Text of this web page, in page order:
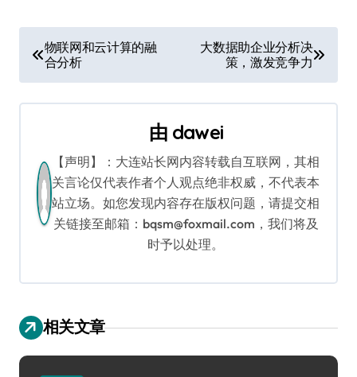
文
章
导
物联网和云计算的融
合分析
大数据助企业分析决
策，激发竞争力
由 dawei
【声明】：大连站长网内容转载自互联网，其相
关言论仅代表作者个人观点绝非权威，不代表本
站立场。如您发现内容存在版权问题，请提交相
关链接至邮箱：bqsm@foxmail.com，我们将及
时予以处理。
相关文章